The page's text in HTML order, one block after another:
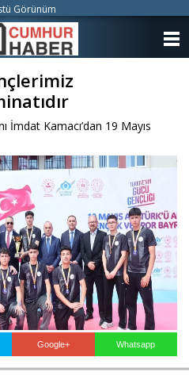
İmdat Kamacı’dan 19 Mayıs
Google+ Whatsapp
Görünüm
FOTO GALERİ
VİDEO GALERİ
KÜNYE
İLETİŞİM